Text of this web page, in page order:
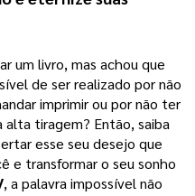
um livro, mas achou que
de ser realizado por não
imprimir ou por não ter
alta tiragem? Então, saiba
esse seu desejo que
e transformar o seu sonho
, a palavra impossível não